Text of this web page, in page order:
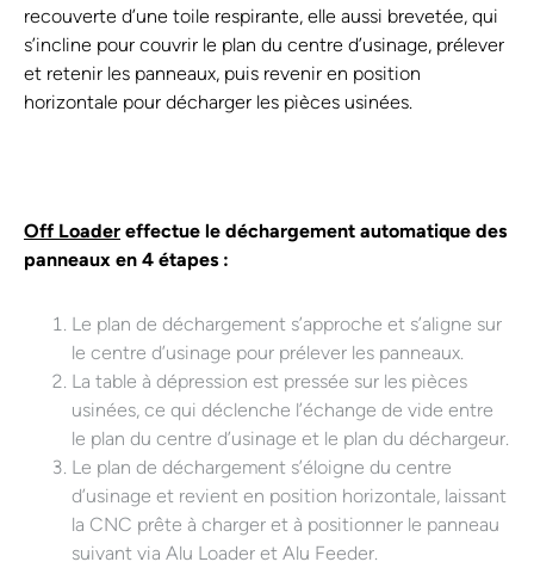
recouverte d’une toile respirante, elle aussi brevetée, qui
s’incline pour couvrir le plan du centre d’usinage, prélever
et retenir les panneaux, puis revenir en position
horizontale pour décharger les pièces usinées.
Off Loader effectue le déchargement automatique des
panneaux en 4 étapes :
Le plan de déchargement s’approche et s’aligne sur
le centre d’usinage pour prélever les panneaux.
La table à dépression est pressée sur les pièces
usinées, ce qui déclenche l’échange de vide entre
le plan du centre d’usinage et le plan du déchargeur.
Le plan de déchargement s’éloigne du centre
d’usinage et revient en position horizontale, laissant
la CNC prête à charger et à positionner le panneau
suivant via Alu Loader et Alu Feeder.